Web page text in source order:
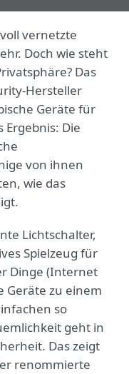
vernetzte
Doch wie steht
Das
Hersteller
Geräte für
Ergebnis: Die
von ihnen
wie das
Lichtschalter,
Spielzeug für
Dinge (Internet
Geräte zu einem
so
geht in
Das zeigt
renommierte